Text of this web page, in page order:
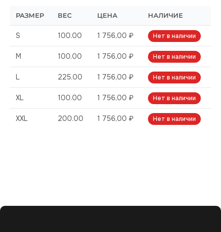
РАЗМЕР ВЕС ЦЕНА НАЛИЧИЕ
S 100.00 1 756,00 ₽ Нет в наличии
M 100.00 1 756,00 ₽ Нет в наличии
L 225.00 1 756,00 ₽ Нет в наличии
XL 100.00 1 756,00 ₽ Нет в наличии
XXL 200.00 1 756,00 ₽ Нет в наличии